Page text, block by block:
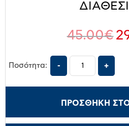
45.00€
Ποσότητα:
ΠΡΟΣΘΉΚΗ